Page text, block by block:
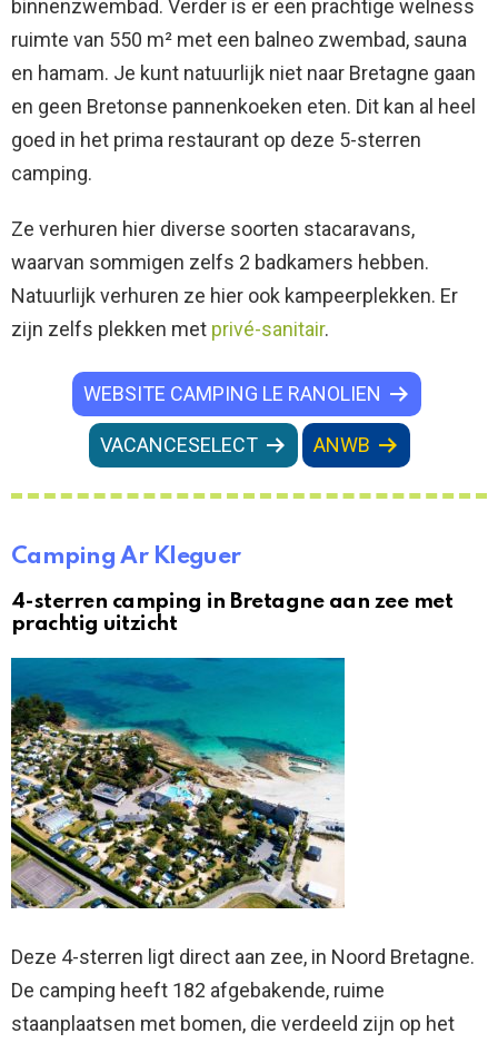
binnenzwembad. Verder is er een prachtige welness
ruimte van 550 m² met een balneo zwembad, sauna
en hamam. Je kunt natuurlijk niet naar Bretagne gaan
en geen Bretonse pannenkoeken eten. Dit kan al heel
goed in het prima restaurant op deze 5-sterren
camping.
Ze verhuren hier diverse soorten stacaravans,
waarvan sommigen zelfs 2 badkamers hebben.
Natuurlijk verhuren ze hier ook kampeerplekken. Er
zijn zelfs plekken met privé-sanitair.
WEBSITE CAMPING LE RANOLIEN
VACANCESELECT ANWB
Camping Ar Kleguer
4-sterren camping in Bretagne aan zee met
prachtig uitzicht
Deze 4-sterren ligt direct aan zee, in Noord Bretagne.
De camping heeft 182 afgebakende, ruime
staanplaatsen met bomen, die verdeeld zijn op het